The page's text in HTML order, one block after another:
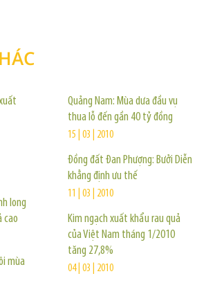
long
cao
mùa
Quảng Nam: Mùa dưa đầu vụ
thua lỗ đến gần 40 tỷ đồng
15 | 03 | 2010
Đồng đất Đan Phượng: Bưởi Diễn
khẳng định ưu thế
11 | 03 | 2010
Kim ngạch xuất khẩu rau quả
của Việt Nam tháng 1/2010
tăng 27,8%
04 | 03 | 2010